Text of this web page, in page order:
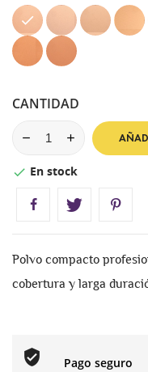
01
Translucid
02
Fresco
03
Nude
04
Sand
11
Almond
13
Bronze
CANTIDAD
 En stock
Polvo compacto
cobertura y larga
Pago seguro